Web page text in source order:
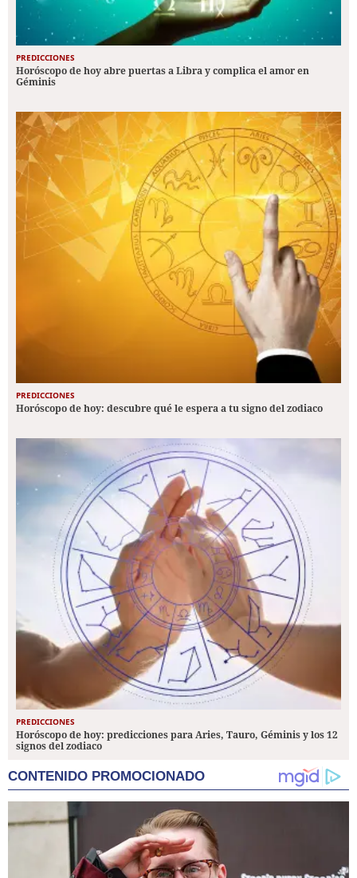
PREDICCIONES
Horóscopo de hoy abre puertas a Libra y complica el amor en
Géminis
PREDICCIONES
Horóscopo de hoy: descubre qué le espera a tu signo del zodiaco
PREDICCIONES
Horóscopo de hoy: predicciones para Aries, Tauro, Géminis y los 12
signos del zodiaco
CONTENIDO PROMOCIONADO